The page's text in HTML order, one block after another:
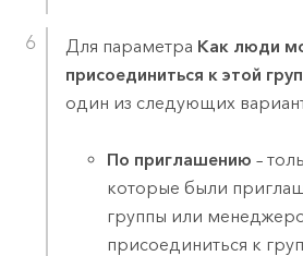
Для параметра Как люди
присоединиться к этой
один из следующих
По приглашению –
которые были
группы или
присоединиться к